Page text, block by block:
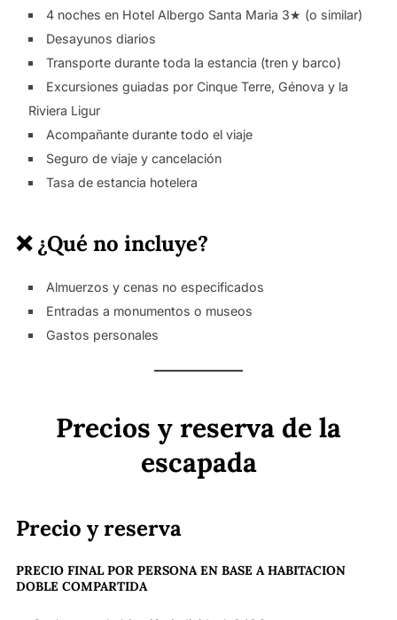
4 noches en Hotel Albergo Santa Maria 3★ (o similar)
Desayunos diarios
Transporte durante toda la estancia (tren y barco)
Excursiones guiadas por Cinque Terre, Génova y la
Riviera Ligur
Acompañante durante todo el viaje
Seguro de viaje y cancelación
Tasa de estancia hotelera
❌ ¿Qué no incluye?
Almuerzos y cenas no especificados
Entradas a monumentos o museos
Gastos personales
Precios y reserva de la
escapada
Precio y reserva
PRECIO FINAL POR PERSONA EN BASE A HABITACION
DOBLE COMPARTIDA